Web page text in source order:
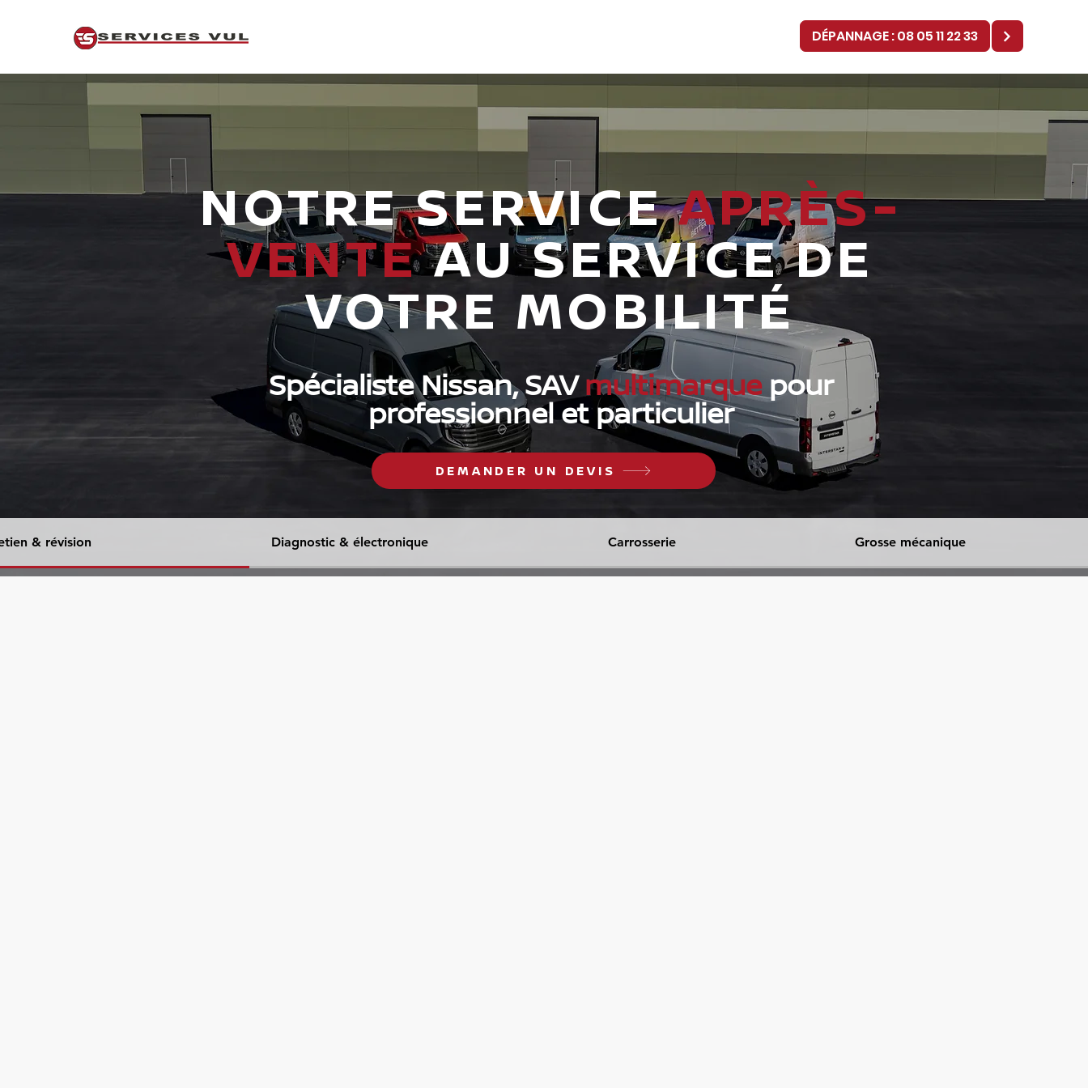
DÉPANNAGE : 08 05 11 22 33
ACCUEIL CONTACT
NOTRE SERVICEAPRÈS-
VENTE AU SERVICE DE
VOTRE MOBILITÉ
Spécialiste Nissan, SAVmultimarquepour
professionnel et particulier
DEMANDER UN DEVIS
& révision Diagnostic & électronique Carrosserie Grosse mécanique